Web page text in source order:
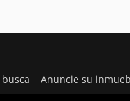
Anuncie su